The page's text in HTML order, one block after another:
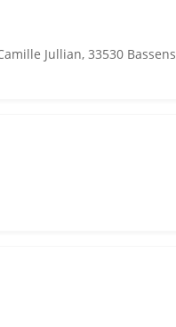
Jullian, 33530 Bassens